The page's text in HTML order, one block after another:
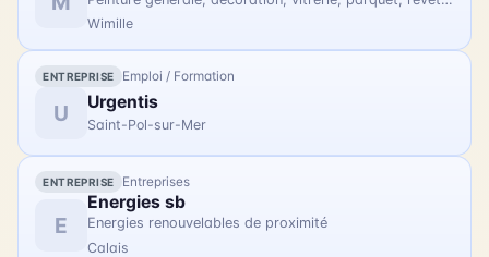
avec des photographies contemporaines réalisées
lors de la restauration du trois-mâts Duchesse
Wimille
ENTREPRISE Emploi / Formation
U Urgentis
Saint-Pol-sur-Mer
ENTREPRISE Entreprises
E
Energies sb
Energies renouvelables de proximité
Calais